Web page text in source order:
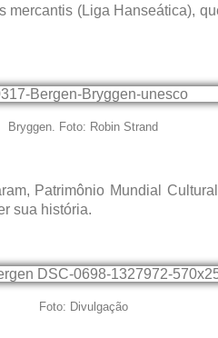
mercantis (Liga Hanseática),
Bryggen. Foto: Robin Strand
Patrimônio Mundial
sua história.
Foto: Divulgação